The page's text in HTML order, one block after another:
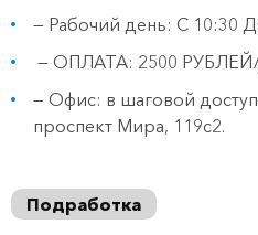
— Рабочий день: С 10:30
— ОПЛАТА: 2500
— Офис: в шаговой
проспект Мира, 119с2.
Подработка